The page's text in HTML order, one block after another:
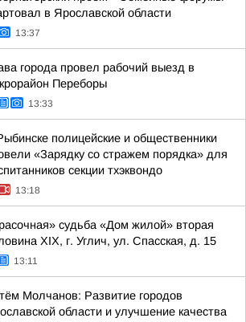
в Ярославской области
13:37
города провел рабочий выезд в
Переборы
13:33
полицейские и общественники
«Зарядку со стражем порядка» для
секции тхэквондо
13:18
судьба «Дом жилой» вторая
XIX, г. Углич, ул. Спасская, д. 15
13:11
Молчанов: Развитие городов
области и улучшение качества